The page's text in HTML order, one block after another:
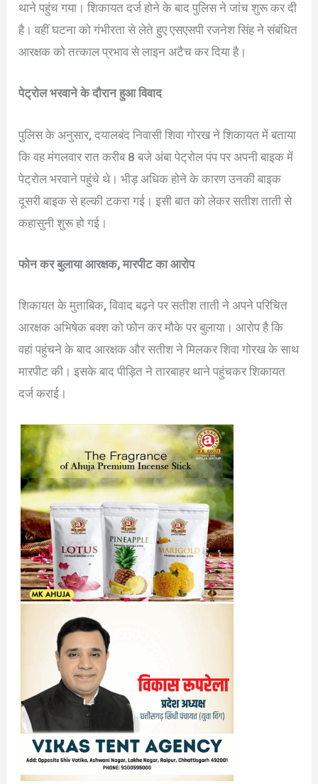
थाने पहुंच गया। शिकायत दर्ज होने के बाद पुलिस ने जांच शुरू कर दी
है। वहीं घटना को गंभीरता से लेते हुए एसएसपी रजनेश सिंह ने संबंधित
आरक्षक को तत्काल प्रभाव से लाइन अटैच कर दिया है।
पेट्रोल भरवाने के दौरान हुआ विवाद
पुलिस के अनुसार, दयालबंद निवासी शिवा गोरख ने शिकायत में बताया
कि वह मंगलवार रात करीब 8 बजे अंबा पेट्रोल पंप पर अपनी बाइक में
पेट्रोल भरवाने पहुंचे थे। भीड़ अधिक होने के कारण उनकी बाइक
दूसरी बाइक से हल्की टकरा गई। इसी बात को लेकर सतीश ताती से
कहासुनी शुरू हो गई।
फोन कर बुलाया आरक्षक, मारपीट का आरोप
शिकायत के मुताबिक, विवाद बढ़ने पर सतीश ताती ने अपने परिचित
आरक्षक अभिषेक बक्श को फोन कर मौके पर बुलाया। आरोप है कि
वहां पहुंचने के बाद आरक्षक और सतीश ने मिलकर शिवा गोरख के साथ
मारपीट की। इसके बाद पीड़ित ने तारबाहर थाने पहुंचकर शिकायत
दर्ज कराई।